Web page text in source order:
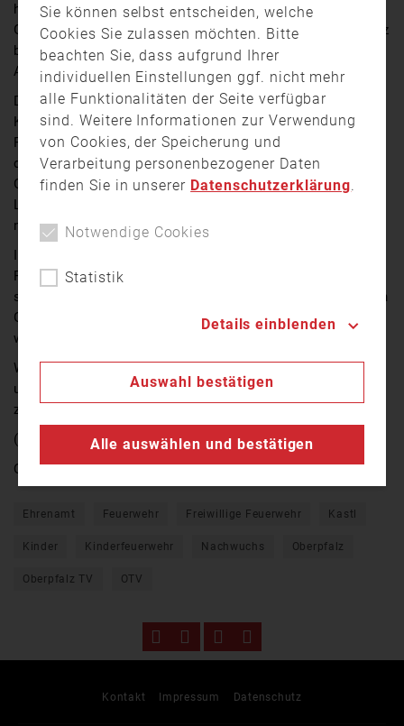
hat sich die Situation wieder deutlich gebessert. Ein
Grund dafür auch die verstärkte Nachwuchsarbeit. Ganz
besonders erfolgreich läuft diese in Kastl im Landkreis
Amberg-Sulzbach.
Dort gibt es seit 5 Jahren eine Kinderfeuerwehr. 25
Kinder lernen dort schon früh vieles über die Arbeit als
Feuerwehrmann oder -Frau. Andrea Popp, die Leiterin
der Gruppe bringt den Kindern Teamwork bei, klärt über
Gefahren auf und zeigt ihnen den ersten Umgang mit
Löschmitteln. Dabei kommt natürlich auch der Spaß
nicht zu kurz.
Im Landkreis Amberg-Sulzbach ist die
Personalsituation in den Freiwilligen Wehren noch gut,
so Kreisbrandrat Christof Strobl. Dennoch machen sich
Geburtenschwache Jahrgänge bemerkbar. Umso
wichtiger ist die rechtzeitige Nachwuchswerbung.
Wir waren zu Besuch bei der Kinderfeuerwehr in Kastl
und haben den Feuerwehrkids bei ihren Übungen
zugeschaut.
(db)
Quelle:OTV
Ehrenamt Feuerwehr Freiwillige Feuerwehr Kastl
Kinder Kinderfeuerwehr Nachwuchs Oberpfalz
Oberpfalz TV OTV
Kontakt Impressum Datenschutz
Sie können selbst entscheiden, welche
Cookies Sie zulassen möchten. Bitte
beachten Sie, dass aufgrund Ihrer
individuellen Einstellungen ggf. nicht mehr
alle Funktionalitäten der Seite verfügbar
sind. Weitere Informationen zur Verwendung
von Cookies, der Speicherung und
Verarbeitung personenbezogener Daten
finden Sie in unserer Datenschutzerklärung.
Notwendige Cookies
Statistik
Details einblenden
Auswahl bestätigen
Alle auswählen und bestätigen